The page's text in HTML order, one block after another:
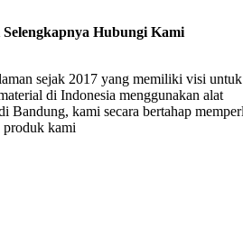
Hubungi Kami
sejak 2017 yang memiliki visi untuk
di Indonesia menggunakan alat
kami secara bertahap
produk kami